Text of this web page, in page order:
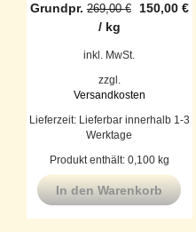
26,90 €
ist:
Grundpr.269,00€ 150,00 €
/ kg
inkl. MwSt.
zzgl.
Versandkosten
Lieferzeit: Lieferbar innerhalb 1-3
Werktage
Produkt enthält: 0,100 kg
In den Warenkorb